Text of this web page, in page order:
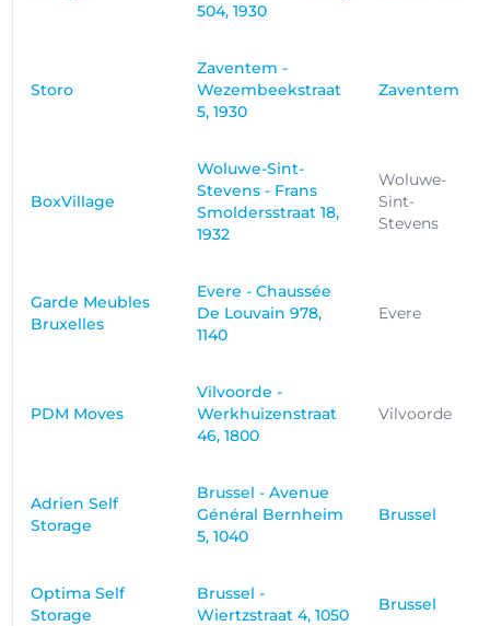
504, 1930
Storo
Zaventem -
Wezembeekstraat
5, 1930
Zaventem
BoxVillage
Woluwe-Sint-
Stevens - Frans
Smoldersstraat 18,
1932
Woluwe-
Sint-
Stevens
Garde Meubles
Bruxelles
Evere - Chaussée
De Louvain 978,
1140
Evere
PDM Moves
Vilvoorde -
Werkhuizenstraat
46, 1800
Vilvoorde
Adrien Self
Storage
Brussel - Avenue
Général Bernheim
5, 1040
Brussel
Optima Self
Storage
Brussel -
Wiertzstraat 4, 1050
Brussel